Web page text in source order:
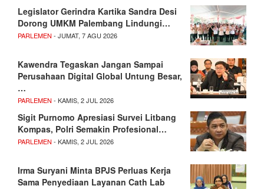
Legislator Gerindra Kartika Sandra Desi
Dorong UMKM Palembang Lindungi…
PARLEMEN - JUMAT, 7 AGU 2026
Kawendra Tegaskan Jangan Sampai
Perusahaan Digital Global Untung Besar,
…
PARLEMEN - KAMIS, 2 JUL 2026
Sigit Purnomo Apresiasi Survei Litbang
Kompas, Polri Semakin Profesional…
PARLEMEN - KAMIS, 2 JUL 2026
Irma Suryani Minta BPJS Perluas Kerja
Sama Penyediaan Layanan Cath Lab